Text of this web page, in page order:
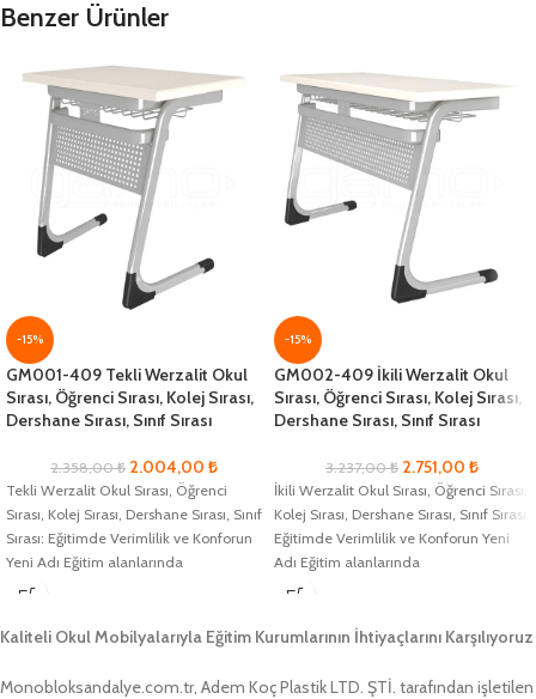
Benzer Ürünler
-15%
GM001-409 Tekli Werzalit Okul
Sırası, Öğrenci Sırası, Kolej Sırası,
Dershane Sırası, Sınıf Sırası
2.358,00₺ 2.004,00 ₺
Tekli Werzalit Okul Sırası, Öğrenci
Sırası, Kolej Sırası, Dershane Sırası, Sınıf
Sırası: Eğitimde Verimlilik ve Konforun
Yeni Adı Eğitim alanlarında
-15%
GM002-409 İkili Werzalit Okul
Sırası, Öğrenci Sırası, Kolej Sırası,
Dershane Sırası, Sınıf Sırası
3.237,00₺ 2.751,00 ₺
İkili Werzalit Okul Sırası, Öğrenci Sırası,
Kolej Sırası, Dershane Sırası, Sınıf Sırası:
Eğitimde Verimlilik ve Konforun Yeni
Adı Eğitim alanlarında
Kaliteli Okul Mobilyalarıyla Eğitim Kurumlarının İhtiyaçlarını Karşılıyoruz
Monobloksandalye.com.tr, Adem Koç Plastik LTD. ŞTİ. tarafından işletilen